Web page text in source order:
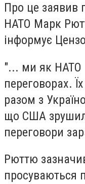
Про це заявив
НАТО Марк
інформує
"... ми як НАТО
переговорах.
разом з
що США
переговори
Рюттю
просуваються